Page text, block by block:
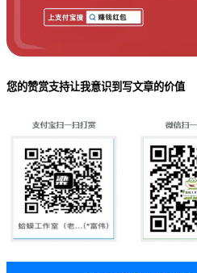
您的赞赏支持让我意识到写文章的价值